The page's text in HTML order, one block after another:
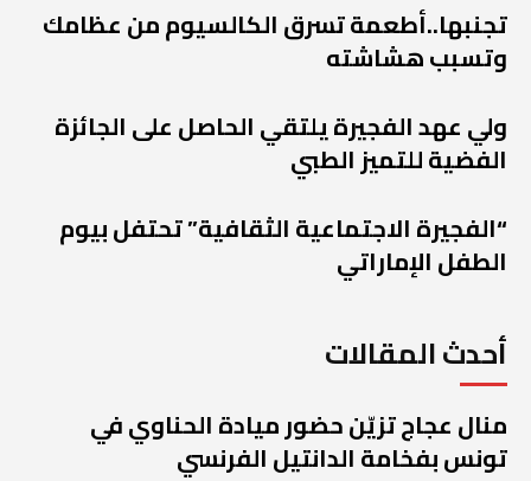
تجنبها..أطعمة تسرق الكالسيوم من عظامك
وتسبب هشاشته
ولي عهد الفجيرة يلتقي الحاصل على الجائزة
الفضية للتميز الطبي
“الفجيرة الاجتماعية الثقافية” تحتفل بيوم
الطفل الإماراتي
أحدث المقالات
منال عجاج تزيّن حضور ميادة الحناوي في
تونس بفخامة الدانتيل الفرنسي